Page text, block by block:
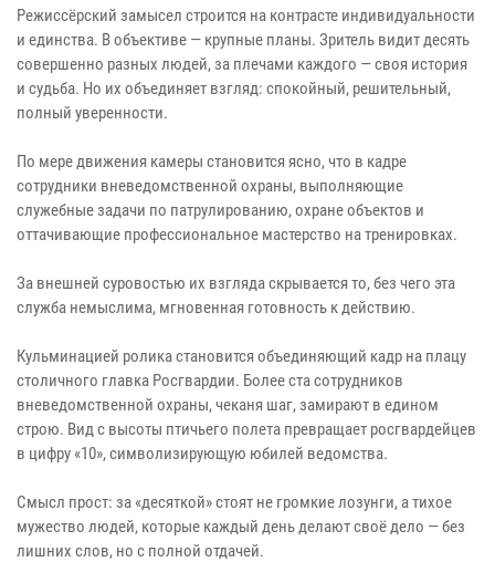
Режиссёрский замысел строится на контрасте индивидуальности
и единства. В объективе — крупные планы. Зритель видит десять
совершенно разных людей, за плечами каждого — своя история
и судьба. Но их объединяет взгляд: спокойный, решительный,
полный уверенности.
По мере движения камеры становится ясно, что в кадре
сотрудники вневедомственной охраны, выполняющие
служебные задачи по патрулированию, охране объектов и
оттачивающие профессиональное мастерство на тренировках.
За внешней суровостью их взгляда скрывается то, без чего эта
служба немыслима, мгновенная готовность к действию.
Кульминацией ролика становится объединяющий кадр на плацу
столичного главка Росгвардии. Более ста сотрудников
вневедомственной охраны, чеканя шаг, замирают в едином
строю. Вид с высоты птичьего полета превращает росгвардейцев
в цифру «10», символизирующую юбилей ведомства.
Смысл прост: за «десяткой» стоят не громкие лозунги, а тихое
мужество людей, которые каждый день делают своё дело — без
лишних слов, но с полной отдачей.